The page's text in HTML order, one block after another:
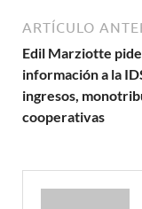
ARTÍCULO
Edil Marziotte pide
información a la
ingresos,
cooperativas